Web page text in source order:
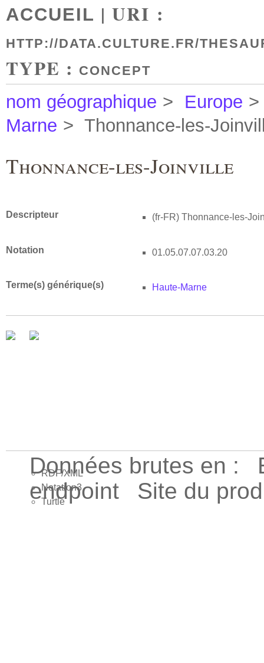
ACCUEIL | URI :
HTTP://DATA.CULTURE.FR/
TYPE : CONCEPT
nom géographique > Europe >
Marne > Thonnance-les-
Thonnance-les-Joinville
Descripteur (fr-FR) Thonnance-les-
Notation 01.05.07.07.03.20
Terme(s) générique(s) Haute-Marne
Données brutes en :
RDF/XML
Notation3
Turtle
endpoint
Site du